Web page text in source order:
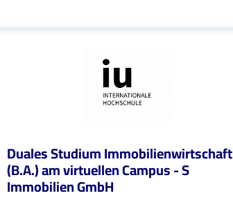
Duales Studium Immobilienwirtschaft
(B.A.) am virtuellen Campus - S
Immobilien GmbH